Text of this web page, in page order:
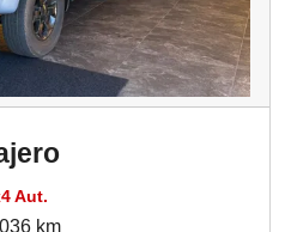
Aut.
km